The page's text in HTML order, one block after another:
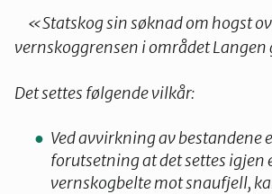
«Statskog sin søknad om hogst
vernskoggrensen i området Langen
Det settes følgende vilkår:
Ved avvirkning av bestandene
forutsetning at det settes igjen
vernskogbelte mot snaufjell,